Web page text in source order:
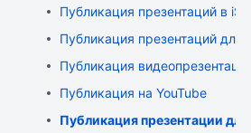
Публикация презентаций в
Публикация презентаций для
Публикация видеопрезентаций
Публикация на YouTube
Публикация презентации